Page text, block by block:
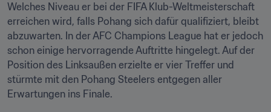
Welches Niveau er bei der FIFA Klub-Weltmeisterschaft
erreichen wird, falls Pohang sich dafür qualifiziert, bleibt
abzuwarten. In der AFC Champions League hat er jedoch
schon einige hervorragende Auftritte hingelegt. Auf der
Position des Linksaußen erzielte er vier Treffer und
stürmte mit den Pohang Steelers entgegen aller
Erwartungen ins Finale.